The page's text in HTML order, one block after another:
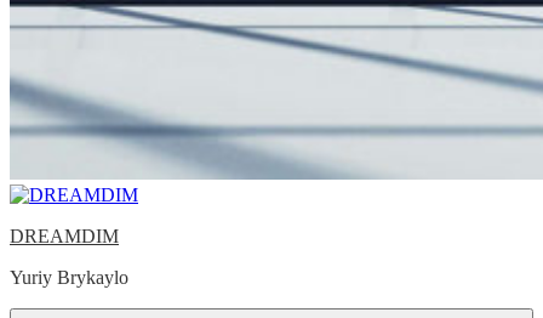
DREAMDIM
Yuriy Brykaylo